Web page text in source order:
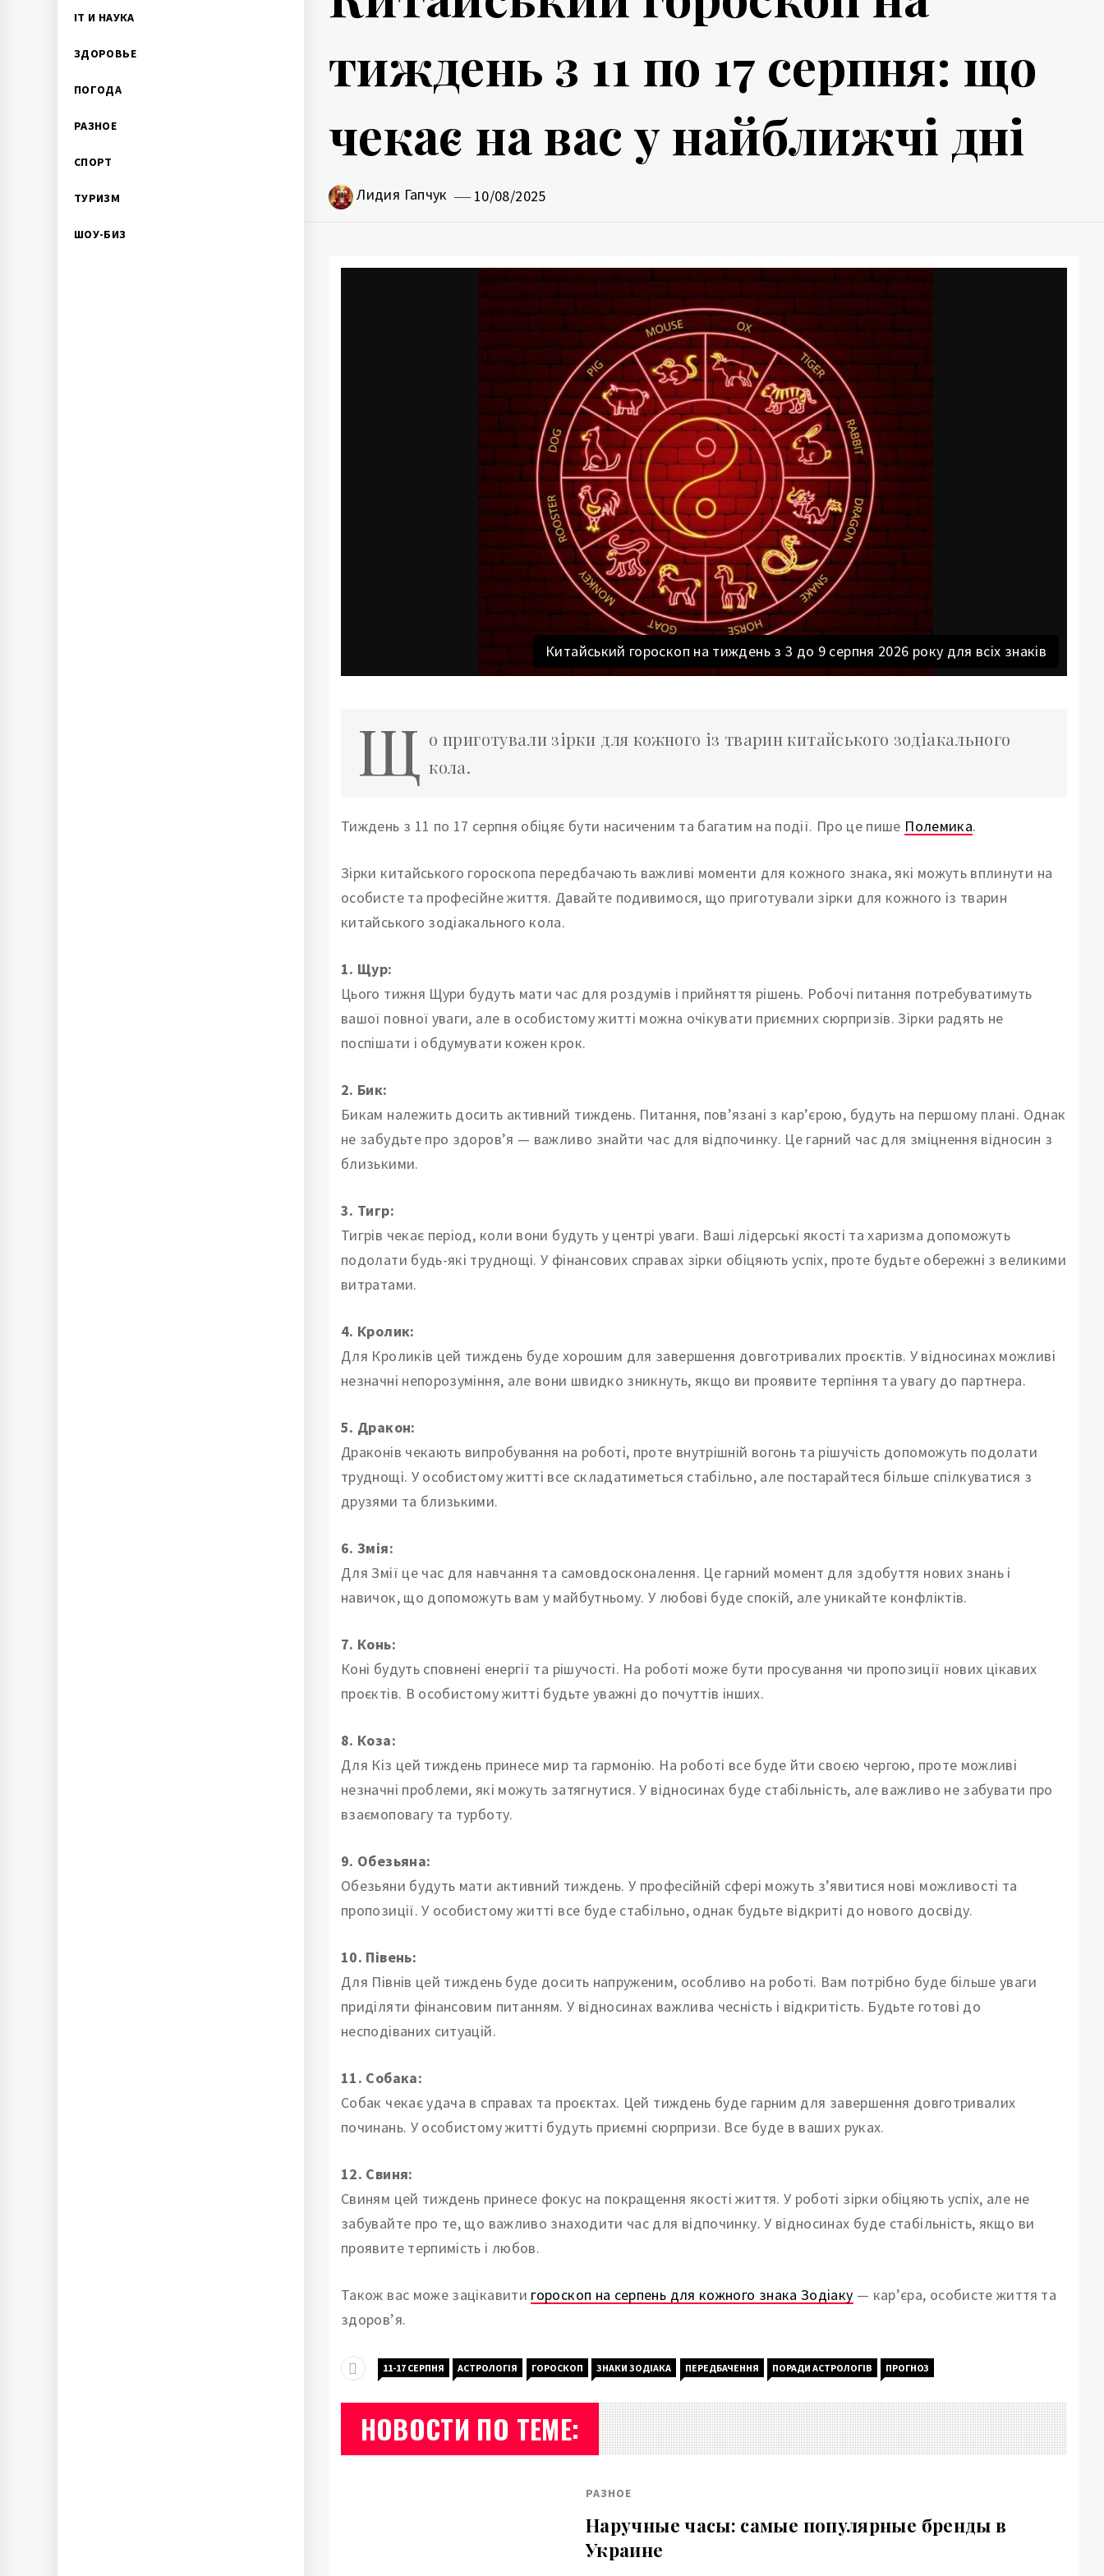
IT И НАУКА
ЗДОРОВЬЕ
ПОГОДА
РАЗНОЕ
СПОРТ
ТУРИЗМ
ШОУ-БИЗ
тиждень з 11 по 17 серпня: що
чекає на вас у найближчі дні
Лидия Гапчук 10/08/2025
Китайський гороскоп на тиждень з 3 до 9 серпня 2026 року для всіх знаків
Щ о приготували зірки для кожного із тварин китайського зодіакального
кола.
Тиждень з 11 по 17 серпня обіцяє бути насиченим та багатим на події. Про це пише Полемика.
Зірки китайського гороскопа передбачають важливі моменти для кожного знака, які можуть вплинути на
особисте та професійне життя. Давайте подивимося, що приготували зірки для кожного із тварин
китайського зодіакального кола.
1. Щур:
Цього тижня Щури будуть мати час для роздумів і прийняття рішень. Робочі питання потребуватимуть
вашої повної уваги, але в особистому житті можна очікувати приємних сюрпризів. Зірки радять не
поспішати і обдумувати кожен крок.
2. Бик:
Бикам належить досить активний тиждень. Питання, пов’язані з кар’єрою, будуть на першому плані. Однак
не забудьте про здоров’я — важливо знайти час для відпочинку. Це гарний час для зміцнення відносин з
близькими.
3. Тигр:
Тигрів чекає період, коли вони будуть у центрі уваги. Ваші лідерські якості та харизма допоможуть
подолати будь-які труднощі. У фінансових справах зірки обіцяють успіх, проте будьте обережні з великими
витратами.
4. Кролик:
Для Кроликів цей тиждень буде хорошим для завершення довготривалих проєктів. У відносинах можливі
незначні непорозуміння, але вони швидко зникнуть, якщо ви проявите терпіння та увагу до партнера.
5. Дракон:
Драконів чекають випробування на роботі, проте внутрішній вогонь та рішучість допоможуть подолати
труднощі. У особистому житті все складатиметься стабільно, але постарайтеся більше спілкуватися з
друзями та близькими.
6. Змія:
Для Змії це час для навчання та самовдосконалення. Це гарний момент для здобуття нових знань і
навичок, що допоможуть вам у майбутньому. У любові буде спокій, але уникайте конфліктів.
7. Конь:
Коні будуть сповнені енергії та рішучості. На роботі може бути просування чи пропозиції нових цікавих
проєктів. В особистому житті будьте уважні до почуттів інших.
8. Коза:
Для Кіз цей тиждень принесе мир та гармонію. На роботі все буде йти своєю чергою, проте можливі
незначні проблеми, які можуть затягнутися. У відносинах буде стабільність, але важливо не забувати про
взаємоповагу та турботу.
9. Обезьяна:
Обезьяни будуть мати активний тиждень. У професійній сфері можуть з’явитися нові можливості та
пропозиції. У особистому житті все буде стабільно, однак будьте відкриті до нового досвіду.
10. Півень:
Для Півнів цей тиждень буде досить напруженим, особливо на роботі. Вам потрібно буде більше уваги
приділяти фінансовим питанням. У відносинах важлива чесність і відкритість. Будьте готові до
несподіваних ситуацій.
11. Собака:
Собак чекає удача в справах та проєктах. Цей тиждень буде гарним для завершення довготривалих
починань. У особистому житті будуть приємні сюрпризи. Все буде в ваших руках.
12. Свиня:
Свиням цей тиждень принесе фокус на покращення якості життя. У роботі зірки обіцяють успіх, але не
забувайте про те, що важливо знаходити час для відпочинку. У відносинах буде стабільність, якщо ви
проявите терпимість і любов.
Також вас може зацікавити гороскоп на серпень для кожного знака Зодіаку — кар’єра, особисте життя та
здоров’я.
11-17 СЕРПНЯ АСТРОЛОГІЯ ГОРОСКОП ЗНАКИ ЗОДІАКА ПЕРЕДБАЧЕННЯ ПОРАДИ АСТРОЛОГІВ ПРОГНОЗ
НОВОСТИ ПО ТЕМЕ:
РАЗНОЕ
Наручные часы: самые популярные бренды в
Украине